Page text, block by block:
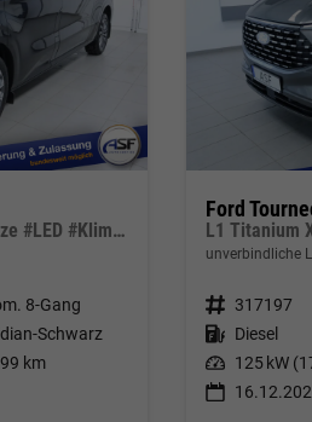
L2 Titanium #Leder #ACC #8-Sitze #LED #Klima 3-Zonen
8-Gang
Schwarz
km
Ford
unverbindliche
Fahrzeugnr. 317197
Kraftstoff Diesel
Leistung 125 kW